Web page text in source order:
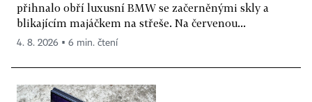
přihnalo obří luxusní BMW se začerněnými skly a
blikajícím majáčkem na střeše. Na červenou...
4. 8. 2026 ▪ 6 min. čtení